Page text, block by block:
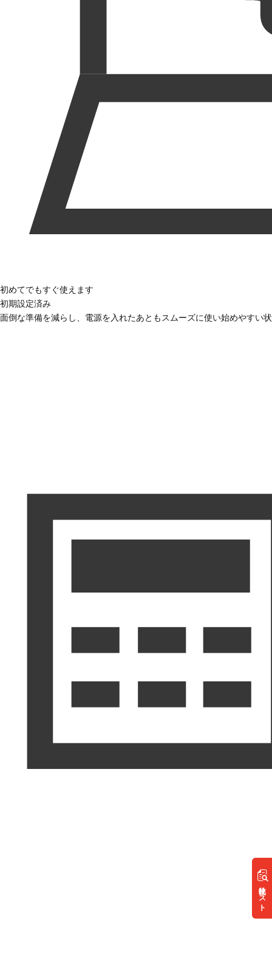
リスト
初めてでもすぐ使えます
初期設定済み
面倒な準備を減らし、電源を入れたあともスムーズに使い始めやすい